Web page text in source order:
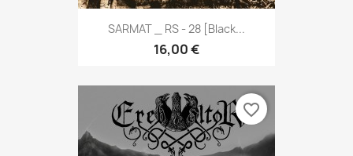
SARMAT _ RS - 28 [Black...
16,00 €
favorite_border